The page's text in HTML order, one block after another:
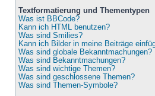
Textformatierung und Thementypen
Was ist BBCode?
Kann ich HTML benutzen?
Was sind Smilies?
Kann ich Bilder in meine Beiträge
Was sind globale Bekanntmachungen?
Was sind Bekanntmachungen?
Was sind wichtige Themen?
Was sind geschlossene Themen?
Was sind Themen-Symbole?